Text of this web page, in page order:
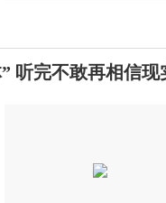
听完不敢再相信现